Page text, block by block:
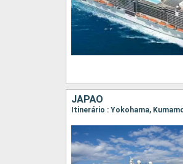
JAPÃO
Itinerário : Yokohama,